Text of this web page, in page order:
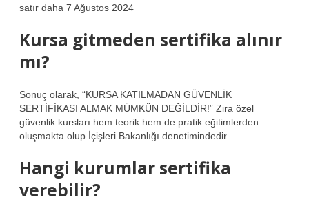
satır daha 7 Ağustos 2024
Kursa gitmeden sertifika alınır
mı?
Sonuç olarak, “KURSA KATILMADAN GÜVENLİK
SERTİFİKASI ALMAK MÜMKÜN DEĞİLDİR!” Zira özel
güvenlik kursları hem teorik hem de pratik eğitimlerden
oluşmakta olup İçişleri Bakanlığı denetimindedir.
Hangi kurumlar sertifika
verebilir?